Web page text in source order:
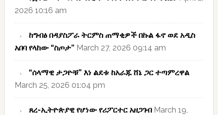
2026 10:16 am
ከግብፅ በዳያስፖራ ትርምስ ጠማቂዎች በኩል ፋኖ ወደ አዲስ
አበባ የላከው “ስጦታ” March 27, 2026 09:14 am
“ሰላማዊ ታጋዮቹ” እነ ልደቱ ከአራጁ ሸኔ ጋር ተጣምረዋል
March 25, 2026 01:04 pm
ጸረ-ኢትዮጵያዊ የሆነው የሪፖርተር አዘጋገብ March 19,